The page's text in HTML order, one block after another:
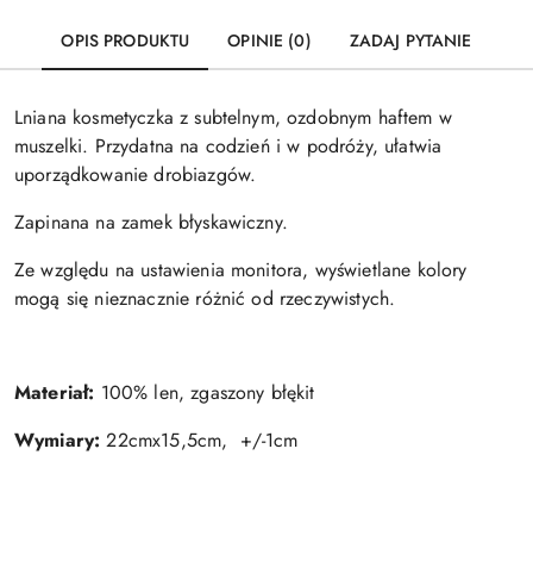
OPIS PRODUKTU OPINIE (0) ZADAJ PYTANIE
Lniana kosmetyczka z subtelnym, ozdobnym haftem w
muszelki. Przydatna na codzień i w podróży, ułatwia
uporządkowanie drobiazgów.
Zapinana na zamek błyskawiczny.
Ze względu na ustawienia monitora, wyświetlane kolory
mogą się nieznacznie różnić od rzeczywistych.
Materiał: 100% len, zgaszony błękit
Wymiary:22cmx15,5cm, +/-1cm